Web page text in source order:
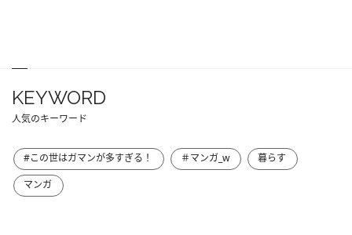
KEYWORD
人気のキーワード
#この世はガマンが多すぎる！ ＃マンガ_w
暮らす
マンガ